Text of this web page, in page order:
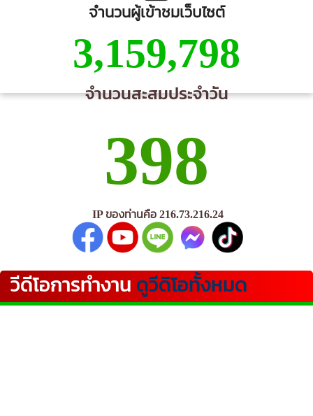
จำนวนผู้เข้าชมเว็บไซต์
3,159,798
จำนวนสะสมประจำวัน
398
IP ของท่านคือ 216.73.216.24
วีดีโอการทำงาน ดูวีดิโอทั้งหมด